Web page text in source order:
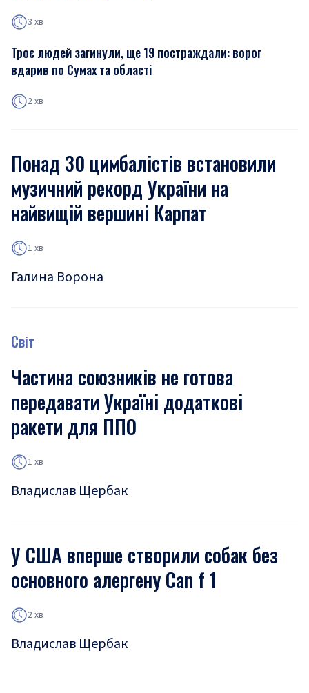
3 хв
Троє людей загинули, ще 19 постраждали: ворог
вдарив по Сумах та області
2 хв
Понад 30 цимбалістів встановили
музичний рекорд України на
найвищій вершині Карпат
1 хв
Галина Ворона
Світ
Частина союзників не готова
передавати Україні додаткові
ракети для ППО
1 хв
Владислав Щербак
У США вперше створили собак без
основного алергену Can f 1
2 хв
Владислав Щербак